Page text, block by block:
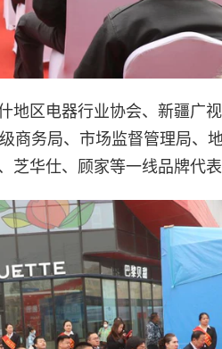
区电器行业协会、新疆广视
商务局、市场监督管理局、
华仕、顾家等一线品牌代表